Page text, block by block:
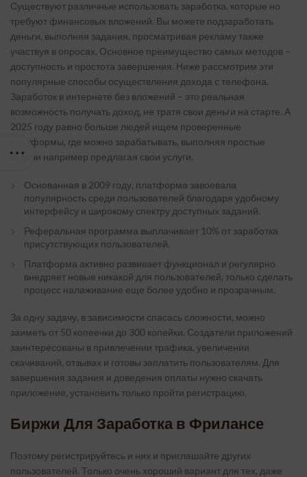
Существуют различные использовать заработка, которые но
требуют финансовых вложений. Вы можете подзаработать
деньги, выполняя задания, просматривая рекламу также
участвуя в опросах. Основное преимущество самых методов –
доступность и простота завершения. Ниже рассмотрим эти
популярные способы осуществления дохода с телефона.
Заработок в интернете без вложений – это реальная
возможность получать доход, не тратя свои деньги на старте. А
2025 году равно больше людей ищем проверенные
платформы, где можно зарабатывать, выполняя простые
задачи например предлагая свои услуги.
Основанная в 2009 году, платформа завоевала
популярность среди пользователей благодаря удобному
интерфейсу и широкому спектру доступных заданий.
Реферальная программа выплачивает 10% от заработка
присутствующих пользователей.
Платформа активно развивает функционал и регулярно
внедряет новые никакой для пользователей, только сделать
процесс налаживание еще более удобно и прозрачным.
За одну задачу, в зависимости спасась сложности, можно
заиметь от 50 копеечки до 300 копейки. Создатели приложений
заинтересованы в привлечении трафика, увеличении
скачиваний, отзывах и готовы заплатить пользователям. Для
завершения задания и доведения оплаты нужно скачать
приложение, установить только пройти регистрацию.
Биржи Для Заработка в Фрилансе
Поэтому регистрируйтесь и них и приглашайте других
пользователей. Только очень хороший вариант для тех, даже